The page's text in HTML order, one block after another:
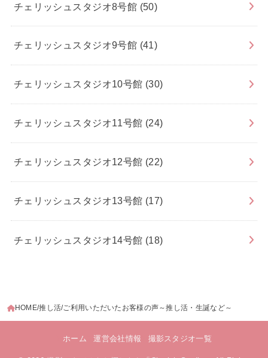
チェリッシュスタジオ8号館 (50)
チェリッシュスタジオ9号館 (41)
チェリッシュスタジオ10号館 (30)
チェリッシュスタジオ11号館 (24)
チェリッシュスタジオ12号館 (22)
チェリッシュスタジオ13号館 (17)
チェリッシュスタジオ14号館 (18)
HOME 推し活 ご利用いただいたお客様の声～推し活・生誕など～
ホーム 運営会社情報 撮影スタジオ一覧